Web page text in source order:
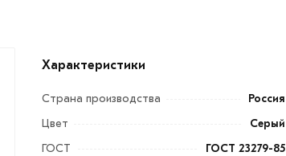
Характеристики
Страна производства
Россия
Цвет
Серый
ГОСТ
ГОСТ 23279-85